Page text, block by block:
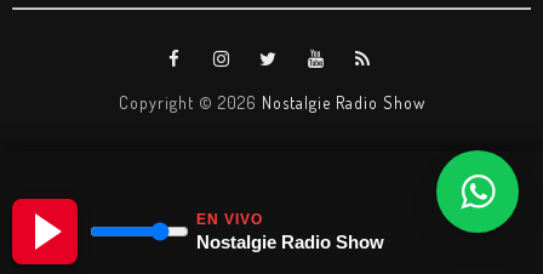
EN VIVO
Nostalgie Radio Show
Copyright © 2026 Nostalgie Radio Show